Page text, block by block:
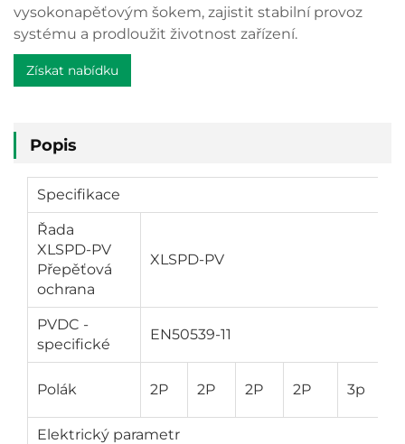
vysokonapěťovým šokem, zajistit stabilní provoz
systému a prodloužit životnost zařízení.
Získat nabídku
Popis
Specifikace
Řada
XLSPD-PV
Přepěťová
ochrana
XLSPD-PV
PVDC -
specifické
EN50539-11
Polák 2P 2P 2P 2P 3p
Elektrický parametr